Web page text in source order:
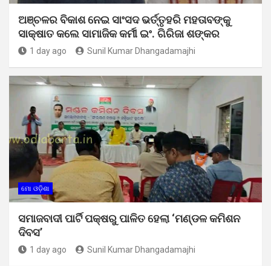
ଅଞ୍ଚଳର ବିକାଶ ନେଇ ସାଂସଦ ଭର୍ତ୍ତୃହରି ମହତାବଙ୍କୁ
ସାକ୍ଷାତ କଲେ ସାମାଜିକ କର୍ମୀ ଇଂ. ଗିରିଜା ଶଙ୍କର
1 day ago Sunil Kumar Dhangadamajhi
ମୋ ଓଡ଼ିଶା
ସମାଜବାଦୀ ପାର୍ଟି ପକ୍ଷରୁ ପାଳିତ ହେଲା ‘ମଣ୍ଡଳ କମିଶନ
ଦିବସ’
1 day ago Sunil Kumar Dhangadamajhi